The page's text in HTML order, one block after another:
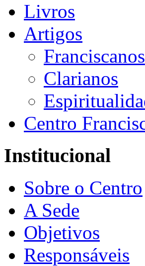
Livros
Artigos
Franciscanos
Clarianos
Centro
Institucional
Sobre o Centro
A Sede
Objetivos
Responsáveis